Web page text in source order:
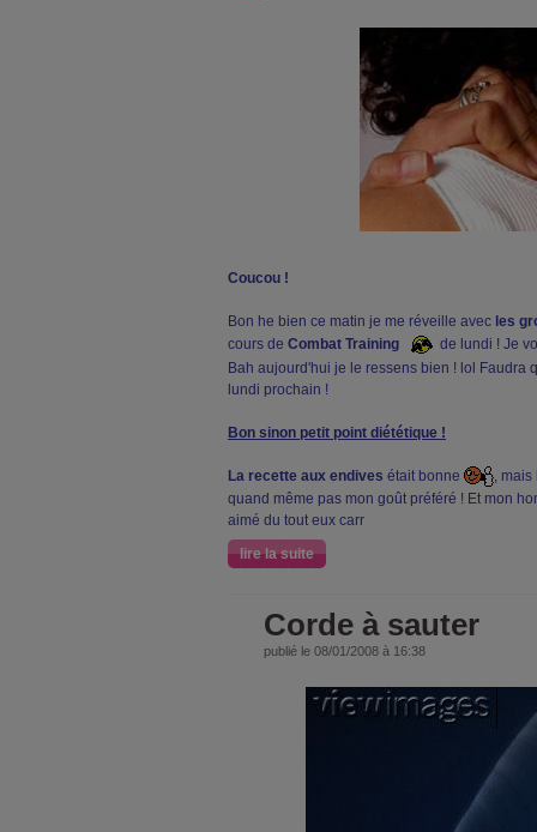
Coucou !
Bon he bien ce matin je me réveille avec les
cours de Combat Training
de lundi ! Je
Bah aujourd'hui je le ressens bien ! lol Faudra
lundi prochain !
Bon sinon petit point diététique !
La recette aux endives était bonne
, mais
quand même pas mon goût préféré ! Et mon
aimé du tout eux carr
lire la suite
Corde à sauter
publié le 08/01/2008 à 16:38